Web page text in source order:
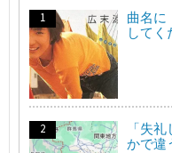
曲名に
してく
「失
かで違